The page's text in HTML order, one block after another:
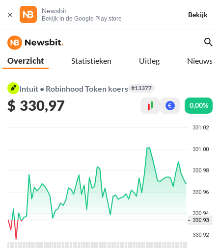
Newsbit
Bekijk in de Google Play store
Bekijk
Overzicht Statistieken Uitleg Nieuws
Intuit • Robinhood Token koers #13377
$ 330,97 € 0,00%